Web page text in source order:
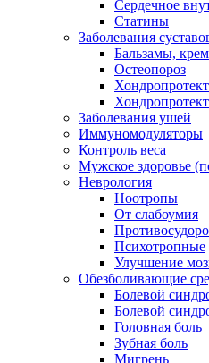
Сердечное
Статины
Заболевания
Бальзамы,
Остеопороз
Заболевания ушей
Иммуномодуляторы
Контроль веса
Мужское здоровье
Неврология
Ноотропы
От слабоумия
Психотропные
Улучшение
Обезболивающие
Болевой
Болевой
Головная боль
Зубная боль
Мигрень